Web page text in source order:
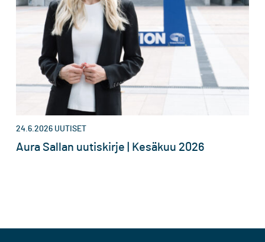
24.6.2026 UUTISET
Aura Sallan uutiskirje | Kesäkuu 2026